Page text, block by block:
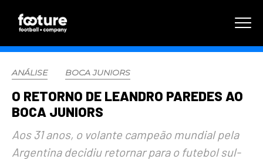
ANÁLISE BOCA JUNIORS
O RETORNO DE LEANDRO PAREDES AO
BOCA JUNIORS
Aos 31 anos, o volante campeão mundial pela
Argentina decidiu retornar para o futebol sul-